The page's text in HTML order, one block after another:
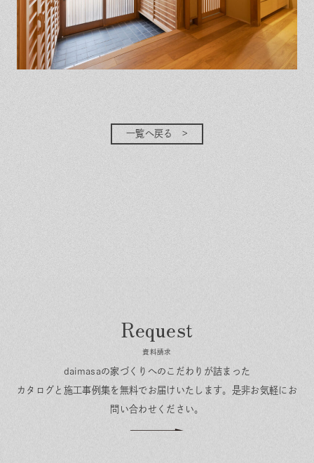
一覧へ戻る
資料請求
daimasaの家づくりへのこだわりが詰まった
カタログと施工事例集を無料でお届けいたします。 是非お気軽にお
問い合わせください。